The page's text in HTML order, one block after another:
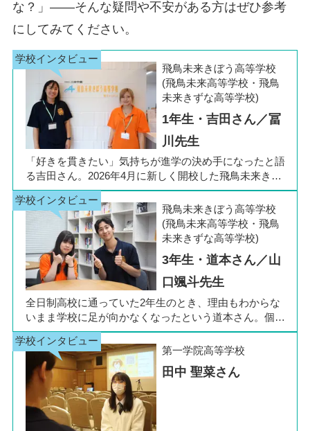
溝の口キャンパス
横浜キャンパス
名駅キャンパス
三重県 四日市キャンパス
鹿児島県 鹿児島キャンパス
沖縄県
N高等学校 本校
那覇キャンパス
な？」――そんな疑問や不安がある方はぜひ参考
にしてみてください。
飛鳥未来きぼう高等学校
(飛鳥未来高等学校・飛鳥
未来きずな高等学校)
1年生・吉田さん／冨
川先生
「好きを貫きたい」気持ちが進学の決め手になったと語
る吉田さん。2026年4月に新しく開校した飛鳥未来きぼ
う高等学校 柏キャンパスの1年生です。彼女は中学3年
生の公立入試直前に「自分らしく過ごしながら夢に近づ
ける環境を選びたい」と思い、進路変更を決意しまし
た。今回は吉田さん、同キャンパスの冨川先生に、通信
制高校の学校生活の様子や雰囲気、行事について語って
いただきました。お互いの話からは、日々の何気ない会
話や行事を通じて育まれた、先生と生徒の温かな信頼関
係もうかがえました。
飛鳥未来きぼう高等学校
(飛鳥未来高等学校・飛鳥
未来きずな高等学校)
3年生・道本さん／山
口颯斗先生
全日制高校に通っていた2年生のとき、理由もわからな
いまま学校に足が向かなくなったという道本さん。個別
相談会で感じた先生の「温かさ」を決め手に、飛鳥未来
きぼう高等学校の町田キャンパスへの転入を選びまし
た。現在は同校に3年生として在籍しながら、オープン
キャンパスでは未来の後輩たちのサポート役「キャス
ト」として活躍しています。同校の山口颯斗先生ととも
に、通信制ならではの人との関わりや、自分らしく過ご
せる学校生活について語ってくれました。
第一学院高等学校
田中 聖菜さん